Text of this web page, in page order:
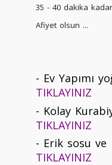
35 - 40 dakika
Afiyet olsun ...
- Ev Yapımı
TIKLAYINIZ
- Kolay
TIKLAYINIZ
- Erik sosu ve
TIKLAYINIZ